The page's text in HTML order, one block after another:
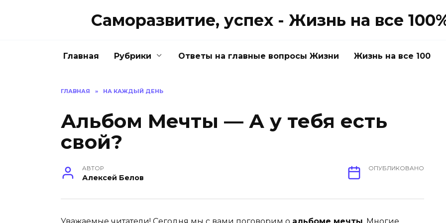
Саморазвитие, успех - Жизнь на все
Главная Рубрики Ответы на главные вопросы Жизни Жизнь на все 100
ГЛАВНАЯ » НА КАЖДЫЙ ДЕНЬ
Альбом Мечты — А у тебя есть
свой?
АВТОР
Алексей Белов
ОПУБЛИКОВАНО